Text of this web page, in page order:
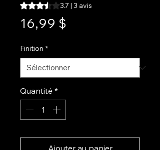
La note est de 3.7 sur cinq étoiles selon
3.7 | 3 avis
16,99 $
Finition *
Quantité *